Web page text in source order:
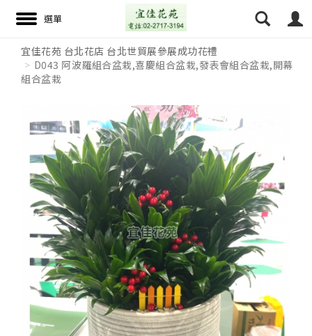
宜佳花苑 台北花店 台北世貿展參展成功花禮
D043 阿波羅組合盆栽,喜慶組合盆栽,發表會組合盆栽,開幕
組合盆栽